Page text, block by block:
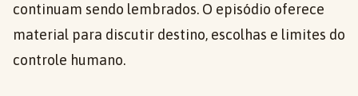
continuam sendo lembrados. O episódio oferece
material para discutir destino, escolhas e limites do
controle humano.